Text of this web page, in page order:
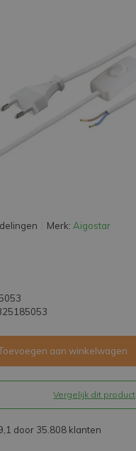
Merk: Aigostar
aan winkelwagen
Vergelijk dit product
door 35.808 klanten